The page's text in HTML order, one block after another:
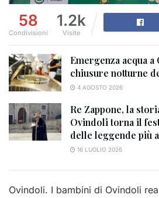
58
Condivisioni
1.2k
Visite
Emergenza acqua
chiusure notturne
4 AGOSTO 2026
Re Zappone, la
Ovindoli torna il
delle leggende più
16 LUGLIO 2026
Ovindoli. I bambini di Ovindoli